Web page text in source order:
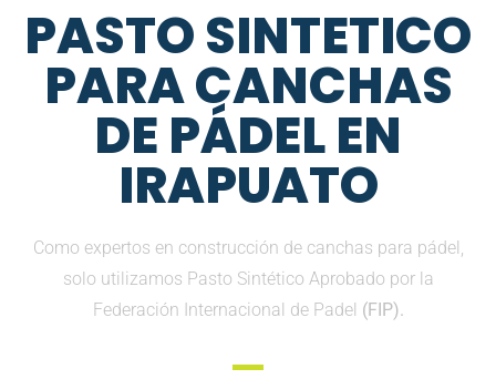
PASTO SINTETICO
PARA CANCHAS
DE PÁDEL EN
IRAPUATO
Como expertos en construcción de canchas para pádel,
solo utilizamos Pasto Sintético Aprobado por la
Federación Internacional de Padel (FIP).